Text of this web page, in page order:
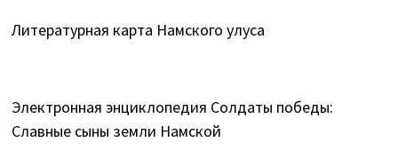
Литературная карта Намского улуса
Электронная энциклопедия Солдаты победы:
Славные сыны земли Намской